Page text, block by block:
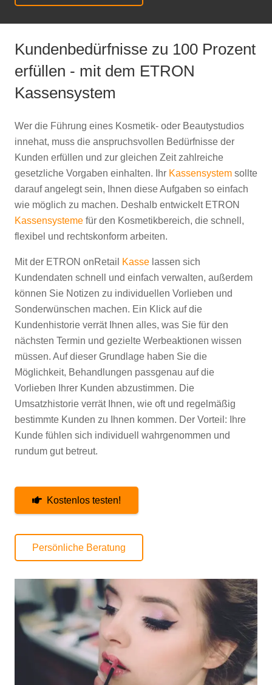
Kundenbedürfnisse zu 100 Prozent
erfüllen - mit dem ETRON
Kassensystem
Wer die Führung eines Kosmetik- oder Beautystudios
innehat, muss die anspruchsvollen Bedürfnisse der
Kunden erfüllen und zur gleichen Zeit zahlreiche
gesetzliche Vorgaben einhalten. Ihr Kassensystem sollte
darauf angelegt sein, Ihnen diese Aufgaben so einfach
wie möglich zu machen. Deshalb entwickelt ETRON
Kassensysteme für den Kosmetikbereich, die schnell,
flexibel und rechtskonform arbeiten.
Mit der ETRON onRetail Kasse lassen sich
Kundendaten schnell und einfach verwalten, außerdem
können Sie Notizen zu individuellen Vorlieben und
Sonderwünschen machen. Ein Klick auf die
Kundenhistorie verrät Ihnen alles, was Sie für den
nächsten Termin und gezielte Werbeaktionen wissen
müssen. Auf dieser Grundlage haben Sie die
Möglichkeit, Behandlungen passgenau auf die
Vorlieben Ihrer Kunden abzustimmen. Die
Umsatzhistorie verrät Ihnen, wie oft und regelmäßig
bestimmte Kunden zu Ihnen kommen. Der Vorteil: Ihre
Kunde fühlen sich individuell wahrgenommen und
rundum gut betreut.
Kostenlos testen!
Persönliche Beratung